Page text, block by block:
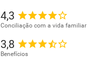
4,3
Conciliação com a vida familiar
3,8
Benefícios